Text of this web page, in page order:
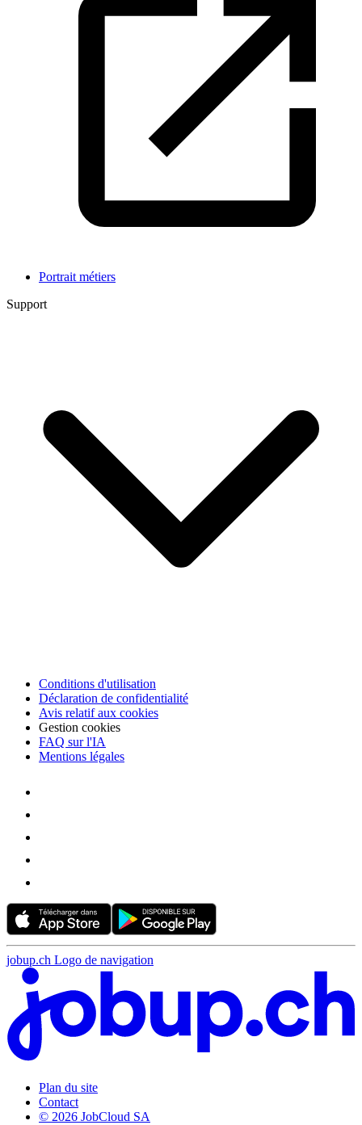
Portrait métiers
Support
Conditions d'utilisation
Déclaration de confidentialité
Avis relatif aux cookies
Gestion cookies
FAQ sur l'IA
Mentions légales
jobup.ch Logo de navigation
Plan du site
Contact
© 2026 JobCloud SA